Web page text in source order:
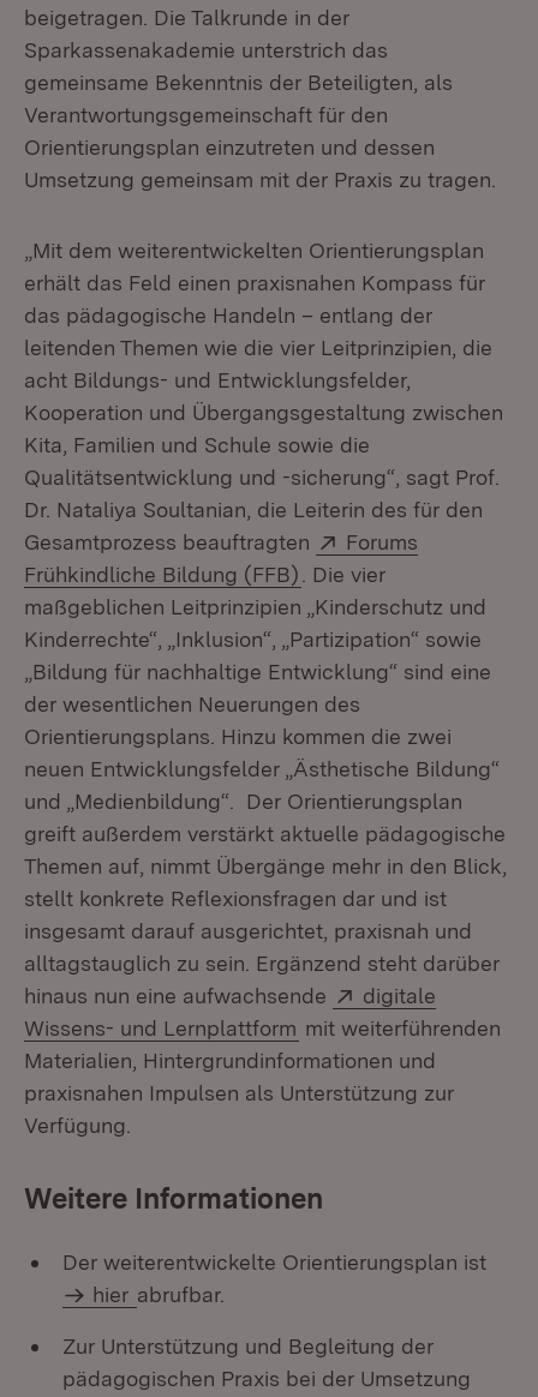
beigetragen. Die Talkrunde in der
Sparkassenakademie unterstrich das
gemeinsame Bekenntnis der Beteiligten, als
Verantwortungsgemeinschaft für den
Orientierungsplan einzutreten und dessen
Umsetzung gemeinsam mit der Praxis zu tragen.
„Mit dem weiterentwickelten Orientierungsplan
erhält das Feld einen praxisnahen Kompass für
das pädagogische Handeln – entlang der
leitenden Themen wie die vier Leitprinzipien, die
acht Bildungs- und Entwicklungsfelder,
Kooperation und Übergangsgestaltung zwischen
Kita, Familien und Schule sowie die
Qualitätsentwicklung und -sicherung“, sagt Prof.
Dr. Nataliya Soultanian, die Leiterin des für den
Gesamtprozess beauftragten
Extern:
Forums
Frühkindliche Bildung (FFB) (Öffnet in neuem
. Die vier
maßgeblichen Leitprinzipien „Kinderschutz und
Kinderrechte“, „Inklusion“, „Partizipation“ sowie
„Bildung für nachhaltige Entwicklung“ sind eine
der wesentlichen Neuerungen des
Orientierungsplans. Hinzu kommen die zwei
neuen Entwicklungsfelder „Ästhetische Bildung“
und „Medienbildung“. Der Orientierungsplan
greift außerdem verstärkt aktuelle pädagogische
Themen auf, nimmt Übergänge mehr in den Blick,
stellt konkrete Reflexionsfragen dar und ist
insgesamt darauf ausgerichtet, praxisnah und
alltagstauglich zu sein. Ergänzend steht darüber
hinaus nun eine aufwachsende
Extern:
digitale
Wissens- und Lernplattform (Öffnet in neuem
mit weiterführenden
Materialien, Hintergrundinformationen und
praxisnahen Impulsen als Unterstützung zur
Verfügung.
Weitere Informationen
Der weiterentwickelte Orientierungsplan ist
hier abrufbar.
Zur Unterstützung und Begleitung der
pädagogischen Praxis bei der Umsetzung